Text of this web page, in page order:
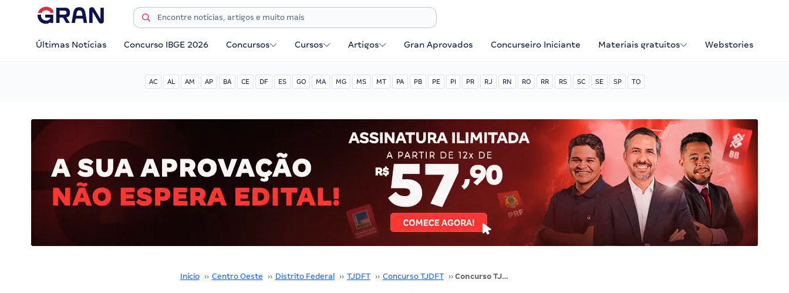
Últimas Notícias Concurso IBGE 2026 Concursos Cursos Artigos Gran Aprovados Concurseiro Iniciante Materiais gratuitos Webstories
AC AL AM AP BA CE DF ES GO MA MG MS MT PA PB PE PI PR RJ RN RO RR RS SC SE SP TO
Início ›› Centro Oeste ›› Distrito Federal ›› TJDFT ›› Concurso TJDFT ›› Concurso TJDFT Juiz: órgão regulamenta permuta. Acompanhe!